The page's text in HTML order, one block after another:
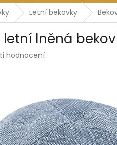
Letní bekovky
lněná
hodnocení